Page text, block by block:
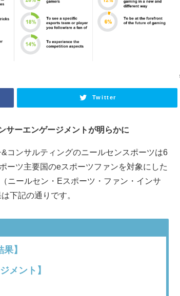
Twitter
サーエンゲージメントが明らかに
コンサルティングのニールセンスポーツは6
ーツ主要国のeスポーツファンを対象にした
ニールセン・Eスポーツ・ファン・インサ
下記の通りです。
】
メント】